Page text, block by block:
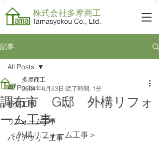
株式会社​多摩商工
Tamasyokou Co., Ltd.
記事
All Posts
新築工事
リフォーム工事
バリアフリー工事
All Posts
調布市 G邸 外構リフォ
ーム工事
多摩商工
2024年6月23日 読了時間: 1分
＜外構リフォーム工事＞